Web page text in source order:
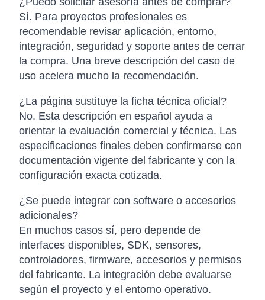
Sí. Para proyectos profesionales es
recomendable revisar aplicación, entorno,
integración, seguridad y soporte antes de cerrar
la compra. Una breve descripción del caso de
uso acelera mucho la recomendación.
¿La página sustituye la ficha técnica oficial?
No. Esta descripción en español ayuda a
orientar la evaluación comercial y técnica. Las
especificaciones finales deben confirmarse con
documentación vigente del fabricante y con la
configuración exacta cotizada.
¿Se puede integrar con software o accesorios
adicionales?
En muchos casos sí, pero depende de
interfaces disponibles, SDK, sensores,
controladores, firmware, accesorios y permisos
del fabricante. La integración debe evaluarse
según el proyecto y el entorno operativo.